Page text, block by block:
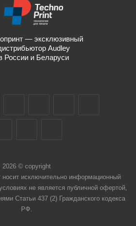
— эксклюзивный
Audley
России и Беларуси
2026 © copyright
носит исключительно информационный
не является публичной офертой,
Статьи 437 (2) Гражданского кодекса
РФ.